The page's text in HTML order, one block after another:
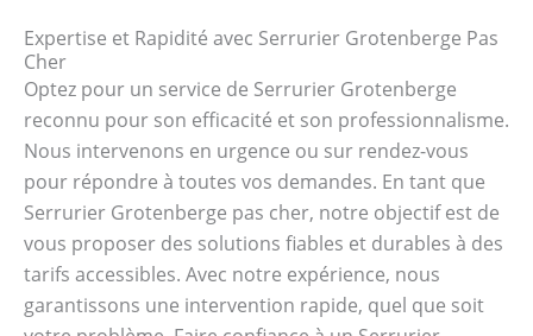
Expertise et Rapidité avec Serrurier Grotenberge Pas
Cher
Optez pour un service de Serrurier Grotenberge
reconnu pour son efficacité et son professionnalisme.
Nous intervenons en urgence ou sur rendez-vous
pour répondre à toutes vos demandes. En tant que
Serrurier Grotenberge pas cher, notre objectif est de
vous proposer des solutions fiables et durables à des
tarifs accessibles. Avec notre expérience, nous
garantissons une intervention rapide, quel que soit